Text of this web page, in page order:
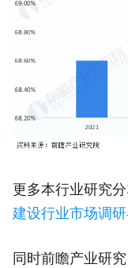
更多本行业研究
建设行业市场调
同时前瞻产业研